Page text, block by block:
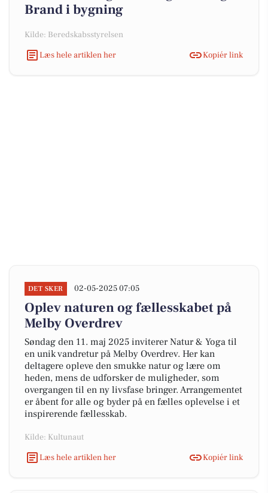
Brand i bygning
Kilde: Beredskabsstyrelsen
Læs hele artiklen her
Kopiér link
DET SKER 02-05-2025 07:05
Oplev naturen og fællesskabet på
Melby Overdrev
Søndag den 11. maj 2025 inviterer Natur & Yoga til
en unik vandretur på Melby Overdrev. Her kan
deltagere opleve den smukke natur og lære om
heden, mens de udforsker de muligheder, som
overgangen til en ny livsfase bringer. Arrangementet
er åbent for alle og byder på en fælles oplevelse i et
inspirerende fællesskab.
Kilde: Kultunaut
Læs hele artiklen her
Kopiér link